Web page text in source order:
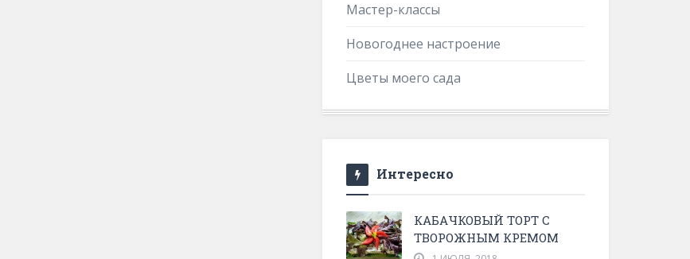
Мастер-классы
Новогоднее настроение
Цветы моего сада
Интересно
КАБАЧКОВЫЙ ТОРТ С
ТВОРОЖНЫМ КРЕМОМ